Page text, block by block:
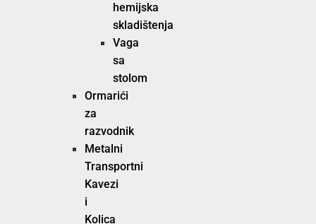
hemijska
skladištenja
Vaga
sa
stolom
Ormarići
za
razvodnik
Metalni
Transportni
Kavezi
i
Kolica